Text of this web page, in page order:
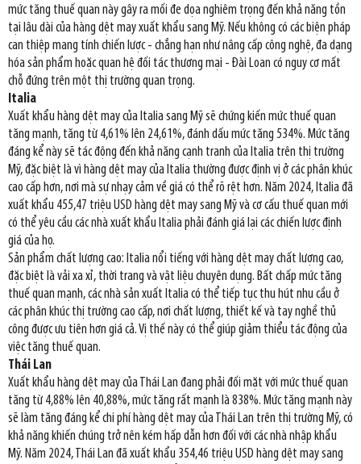
mức tăng thuế quan này gây ra mối đe dọa nghiêm trọng đến khả năng tồn
tại lâu dài của hàng dệt may xuất khẩu sang Mỹ. Nếu không có các biện pháp
can thiệp mang tính chiến lược - chẳng hạn như nâng cấp công nghệ, đa dạng
hóa sản phẩm hoặc quan hệ đối tác thương mại - Đài Loan có nguy cơ mất
chỗ đứng trên một thị trường quan trọng.
Italia
Xuất khẩu hàng dệt may của Italia sang Mỹ sẽ chứng kiến mức thuế quan
tăng mạnh, tăng từ 4,61% lên 24,61%, đánh dấu mức tăng 534%. Mức tăng
đáng kể này sẽ tác động đến khả năng cạnh tranh của Italia trên thị trường
Mỹ, đặc biệt là vì hàng dệt may của Italia thường được định vị ở các phân khúc
cao cấp hơn, nơi mà sự nhạy cảm về giá có thể rõ rệt hơn. Năm 2024, Italia đã
xuất khẩu 455,47 triệu USD hàng dệt may sang Mỹ và cơ cấu thuế quan mới
có thể yêu cầu các nhà xuất khẩu Italia phải đánh giá lại các chiến lược định
giá của họ.
Sản phẩm chất lượng cao: Italia nổi tiếng với hàng dệt may chất lượng cao,
đặc biệt là vải xa xỉ, thời trang và vật liệu chuyên dụng. Bất chấp mức tăng
thuế quan mạnh, các nhà sản xuất Italia có thể tiếp tục thu hút nhu cầu ở
các phân khúc thị trường cao cấp, nơi chất lượng, thiết kế và tay nghề thủ
công được ưu tiên hơn giá cả. Vị thế này có thể giúp giảm thiểu tác động của
việc tăng thuế quan.
Thái Lan
Xuất khẩu hàng dệt may của Thái Lan đang phải đối mặt với mức thuế quan
tăng từ 4,88% lên 40,88%, mức tăng rất mạnh là 838%. Mức tăng mạnh này
sẽ làm tăng đáng kể chi phí hàng dệt may của Thái Lan trên thị trường Mỹ, có
khả năng khiến chúng trở nên kém hấp dẫn hơn đối với các nhà nhập khẩu
Mỹ. Năm 2024, Thái Lan đã xuất khẩu 354,46 triệu USD hàng dệt may sang